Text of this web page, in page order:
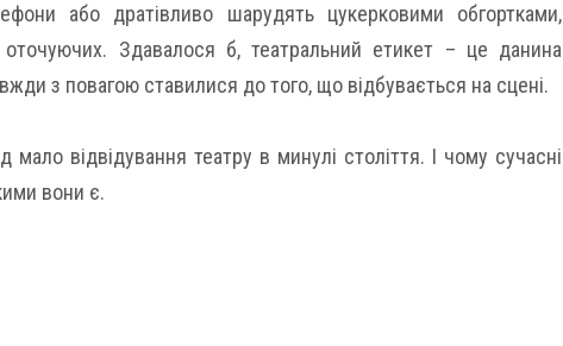
або дратівливо шарудять цукерковими обгортками,
Здавалося б, театральний етикет – це данина
з повагою ставилися до того, що відбувається на сцені.
відвідування театру в минулі століття. І чому сучасні
вони є.